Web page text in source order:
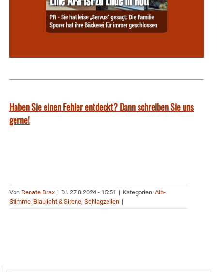
Haben Sie einen Fehler entdeckt? Dann schreiben Sie uns
gerne!
Von Renate Drax | Di. 27.8.2024 - 15:51 | Kategorien: Aib-
Stimme, Blaulicht & Sirene, Schlagzeilen |